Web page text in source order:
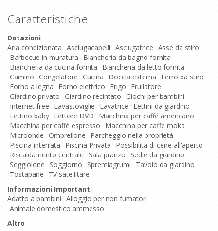
Caratteristiche
Dotazioni
Aria condizionata Asciugacapelli Asciugatrice Asse da stiro
Barbecue in muratura
Biancheria da bagno fornita
Biancheria da cucina fornita
Biancheria da letto fornita
Camino
Congelatore Cucina Doccia esterna
Ferro da stiro
Forno a legna
Forno elettrico Frigo
Frullatore
Giardino privato
Giardino recintato
Giochi per bambini
Internet free
Lavastoviglie Lavatrice
Lettini da giardino
Lettino baby Lettore DVD
Macchina per caffé americano
Macchina per caffé espresso
Macchina per caffé moka
Microonde
Ombrellone
Parcheggio nella proprietà
Piscina interrata
Piscina Privata
Possibilità di cene all'aperto
Riscaldamento centrale
Sala pranzo
Sedie da giardino
Seggiolone Soggiorno Spremiagrumi
Tavolo da giardino
Tostapane
TV satellitare
Informazioni Importanti
Adatto a bambini Alloggio per non fumatori
Animale domestico ammesso
Altro